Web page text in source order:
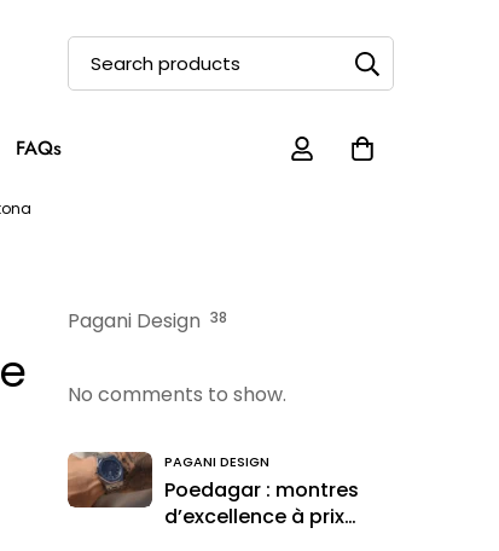
FAQs
Pagani Design 38
No comments to show.
PAGANI DESIGN
Poedagar : montres
d’excellence à prix